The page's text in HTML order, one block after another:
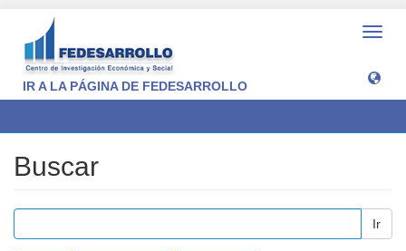
IR A LA PÁGINA DE FEDESARROLLO
Buscar
Ir